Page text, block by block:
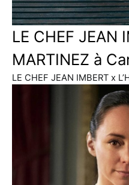
LE CHEF JEAN
MARTINEZ à
LE CHEF JEAN IMBERT x